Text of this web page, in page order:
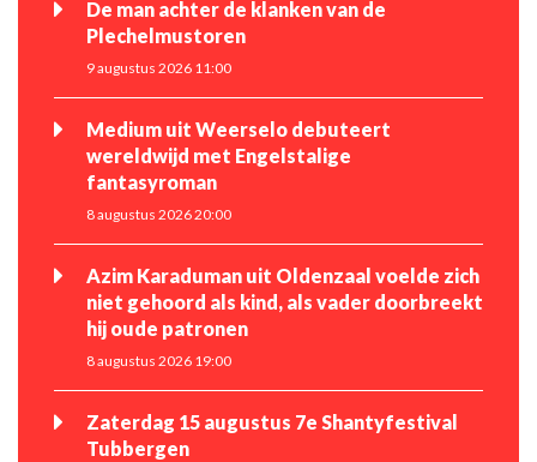
De man achter de klanken van de
Plechelmustoren
9 augustus 2026 11:00
Medium uit Weerselo debuteert
wereldwijd met Engelstalige
fantasyroman
8 augustus 2026 20:00
Azim Karaduman uit Oldenzaal voelde zich
niet gehoord als kind, als vader doorbreekt
hij oude patronen
8 augustus 2026 19:00
Zaterdag 15 augustus 7e Shantyfestival
Tubbergen